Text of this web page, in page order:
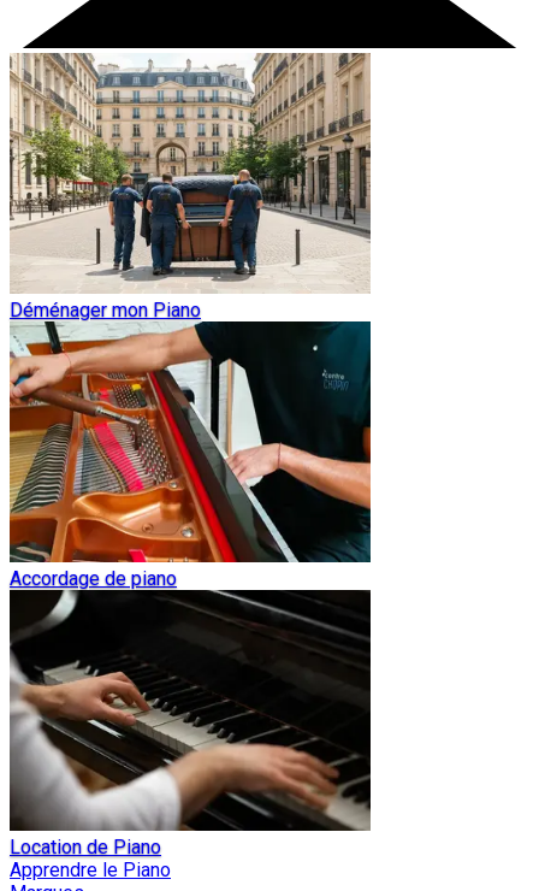
Déménager mon Piano
Accordage de piano
Location de Piano
Apprendre le Piano